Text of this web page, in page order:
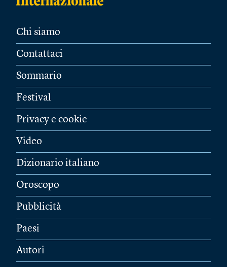
Chi siamo
Contattaci
Sommario
Festival
Privacy e cookie
Video
Dizionario italiano
Oroscopo
Pubblicità
Paesi
Autori